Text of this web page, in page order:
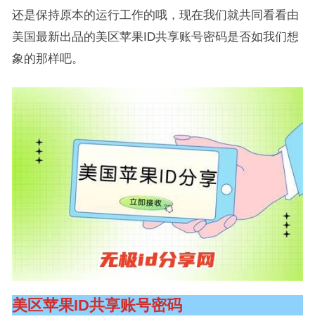
还是保持原本的运行工作的哦，现在我们就共同看看由
美国最新出品的美区苹果ID共享账号密码是否如我们想
象的那样吧。
美区苹果ID共享账号密码